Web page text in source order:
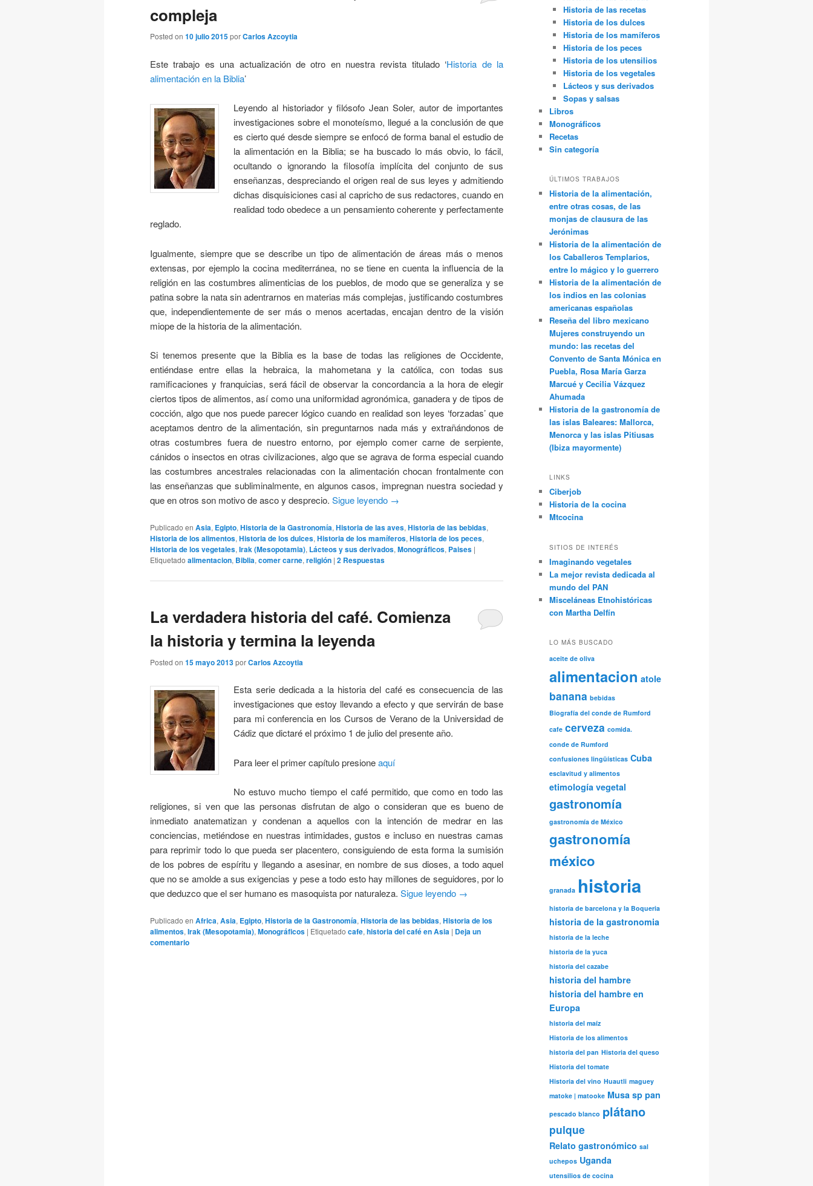
compleja
Posted on 10 julio 2015porCarlos Azcoytia
Este trabajo es una actualización de otro en nuestra revista titulado ‘Historia de la
alimentación en la Biblia’
Leyendo al historiador y filósofo Jean Soler, autor de importantes
investigaciones sobre el monoteísmo, llegué a la conclusión de que
es cierto qué desde siempre se enfocó de forma banal el estudio de
la alimentación en la Biblia; se ha buscado lo más obvio, lo fácil,
ocultando o ignorando la filosofía implícita del conjunto de sus
enseñanzas, despreciando el origen real de sus leyes y admitiendo
dichas disquisiciones casi al capricho de sus redactores, cuando en
realidad todo obedece a un pensamiento coherente y perfectamente
reglado.
Igualmente, siempre que se describe un tipo de alimentación de áreas más o menos
extensas, por ejemplo la cocina mediterránea, no se tiene en cuenta la influencia de la
religión en las costumbres alimenticias de los pueblos, de modo que se generaliza y se
patina sobre la nata sin adentrarnos en materias más complejas, justificando costumbres
que, independientemente de ser más o menos acertadas, encajan dentro de la visión
miope de la historia de la alimentación.
Si tenemos presente que la Biblia es la base de todas las religiones de Occidente,
entiéndase entre ellas la hebraica, la mahometana y la católica, con todas sus
ramificaciones y franquicias, será fácil de observar la concordancia a la hora de elegir
ciertos tipos de alimentos, así como una uniformidad agronómica, ganadera y de tipos de
cocción, algo que nos puede parecer lógico cuando en realidad son leyes ‘forzadas’ que
aceptamos dentro de la alimentación, sin preguntarnos nada más y extrañándonos de
otras costumbres fuera de nuestro entorno, por ejemplo comer carne de serpiente,
cánidos o insectos en otras civilizaciones, algo que se agrava de forma especial cuando
las costumbres ancestrales relacionadas con la alimentación chocan frontalmente con
las enseñanzas que subliminalmente, en algunos casos, impregnan nuestra sociedad y
que en otros son motivo de asco y desprecio. Sigue leyendo →
Publicado en Asia, Egipto, Historia de la Gastronomía, Historia de las aves, Historia de las bebidas,
Historia de los alimentos, Historia de los dulces, Historia de los mamíferos, Historia de los peces,
Historia de los vegetales, Irak (Mesopotamia), Lácteos y sus derivados, Monográficos, Paises |
Etiquetado alimentacion, Biblia, comer carne, religión | 2 Respuestas
La verdadera historia del café. Comienza
la historia y termina la leyenda
Posted on 15 mayo 2013porCarlos Azcoytia
Esta serie dedicada a la historia del café es consecuencia de las
investigaciones que estoy llevando a efecto y que servirán de base
para mi conferencia en los Cursos de Verano de la Universidad de
Cádiz que dictaré el próximo 1 de julio del presente año.
Para leer el primer capítulo presioneaquí
No estuvo mucho tiempo el café permitido, que como en todo las
religiones, si ven que las personas disfrutan de algo o consideran que es bueno de
inmediato anatematizan y condenan a aquellos con la intención de medrar en las
conciencias, metiéndose en nuestras intimidades, gustos e incluso en nuestras camas
para reprimir todo lo que pueda ser placentero, consiguiendo de esta forma la sumisión
de los pobres de espíritu y llegando a asesinar, en nombre de sus dioses, a todo aquel
que no se amolde a sus exigencias y pese a todo esto hay millones de seguidores, por lo
que deduzco que el ser humano es masoquista por naturaleza. Sigue leyendo →
Publicado en Africa, Asia, Egipto, Historia de la Gastronomía, Historia de las bebidas, Historia de los
alimentos, Irak (Mesopotamia), Monográficos | Etiquetado cafe, historia del café en Asia | Deja un
comentario
Historia de las recetas
Historia de los dulces
Historia de los mamíferos
Historia de los peces
Historia de los utensilios
Historia de los vegetales
Lácteos y sus derivados
Sopas y salsas
Libros
Monográficos
Recetas
Sin categoría
ÚLTIMOS TRABAJOS
Historia de la alimentación,
entre otras cosas, de las
monjas de clausura de las
Jerónimas
Historia de la alimentación de
los Caballeros Templarios,
entre lo mágico y lo guerrero
Historia de la alimentación de
los indios en las colonias
americanas españolas
Reseña del libro mexicano
Mujeres construyendo un
mundo: las recetas del
Convento de Santa Mónica en
Puebla, Rosa María Garza
Marcué y Cecilia Vázquez
Ahumada
Historia de la gastronomía de
las islas Baleares: Mallorca,
Menorca y las islas Pitiusas
(Ibiza mayormente)
LINKS
Ciberjob
Historia de la cocina
Mtcocina
SITIOS DE INTERÉS
Imaginando vegetales
La mejor revista dedicada al
mundo del PAN
Misceláneas Etnohistóricas
con Martha Delfín
LO MÁS BUSCADO
aceite de oliva
alimentacion atole
banana bebidas
Biografía del conde de Rumford
cafe cerveza comida.
conde de Rumford
confusiones lingüísticas Cuba
esclavitud y alimentos
etimología vegetal
gastronomía
gastronomía de México
gastronomía
méxico
granada historia
historia de barcelona y la Boqueria
historia de la gastronomia
historia de la leche
historia de la yuca
historia del cazabe
historia del hambre
historia del hambre en
Europa
historia del maíz
Historia de los alimentos
historia del pan Historia del queso
Historia del tomate
Historia del vino Huautli maguey
matoke | matooke Musa sp pan
pescado blanco plátano
pulque
Relato gastronómico sal
uchepos Uganda
utensilios de cocina